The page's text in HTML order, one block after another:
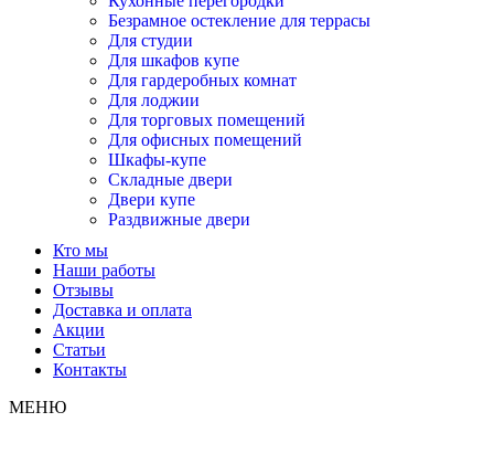
Безрамное остекление для террасы
Для студии
Для шкафов купе
Для гардеробных комнат
Для лоджии
Для торговых помещений
Для офисных помещений
Шкафы-купе
Складные двери
Двери купе
Раздвижные двери
Кто мы
Наши работы
Отзывы
Доставка и оплата
Акции
Статьи
Контакты
МЕНЮ